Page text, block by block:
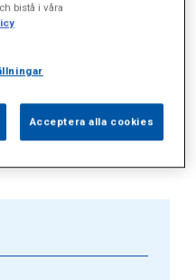
Specialister (0)
bistå i våra
Acceptera alla cookies